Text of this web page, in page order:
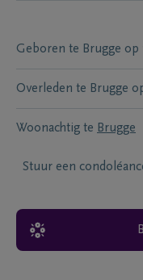
Geboren te Brugge op
Overleden te Brugge
Woonachtig te Brugge
Stuur een